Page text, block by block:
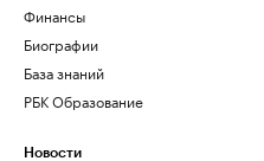
Финансы
Биографии
База знаний
РБК Образование
Новости